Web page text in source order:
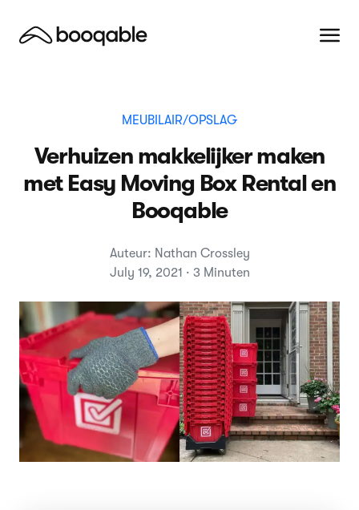
MEUBILAIR/OPSLAG
Verhuizen makkelijker maken
met Easy Moving Box Rental en
Booqable
Auteur: Nathan Crossley
July 19, 2021 · 3 Minuten